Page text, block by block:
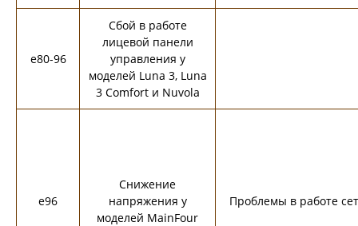
e80-96
Сбой в работе
лицевой панели
управления у
моделей Luna 3, Luna
3 Comfort и Nuvola
e96
Снижение
напряжения у
моделей MainFour
Проблемы в работе